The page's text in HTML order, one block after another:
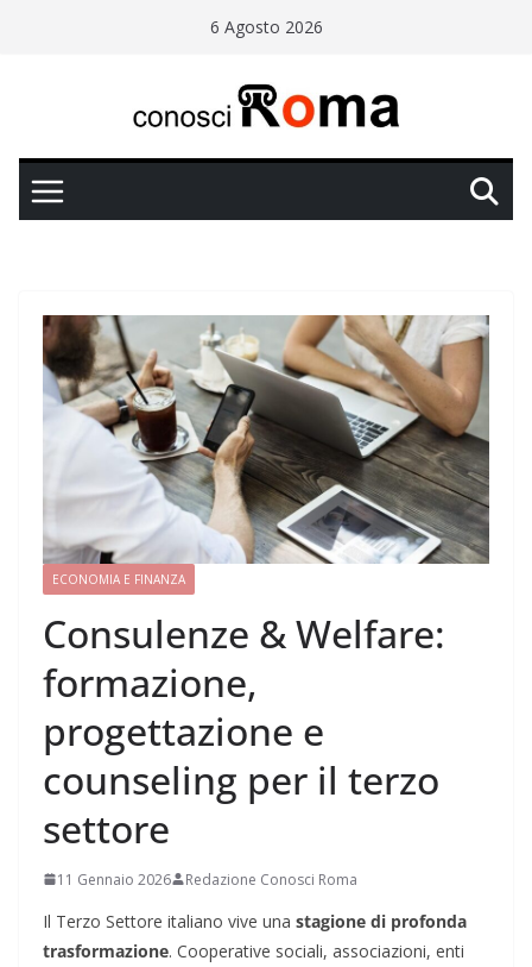
6 Agosto 2026
ECONOMIA E FINANZA
Consulenze & Welfare:
formazione,
progettazione e
counseling per il terzo
settore
11 Gennaio 2026 Redazione Conosci Roma
Il Terzo Settore italiano vive una stagione di profonda
trasformazione. Cooperative sociali, associazioni, enti